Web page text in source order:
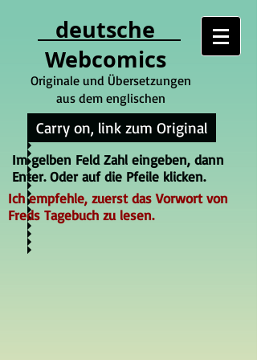
deutsche
Webcomics
Originale und Übersetzungen
aus dem englischen
Carry on, link zum Original
Im gelben Feld Zahl eingeben, dann
Enter. Oder auf die Pfeile klicken.
Ich empfehle, zuerst das Vorwort von
Freds Tagebuch zu lesen.